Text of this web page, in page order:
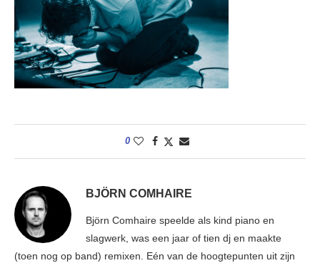
0
BJÖRN COMHAIRE
Björn Comhaire speelde als kind piano en
slagwerk, was een jaar of tien dj en maakte
(toen nog op band) remixen. Eén van de hoogtepunten uit zijn